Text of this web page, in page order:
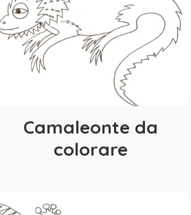
Camaleonte da
colorare